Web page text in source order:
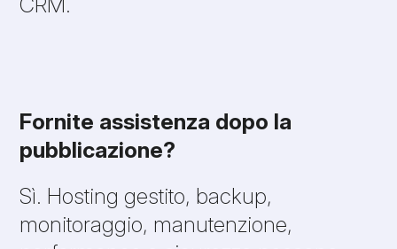
Fornite assistenza dopo la
pubblicazione?
Sì. Hosting gestito, backup,
monitoraggio, manutenzione,